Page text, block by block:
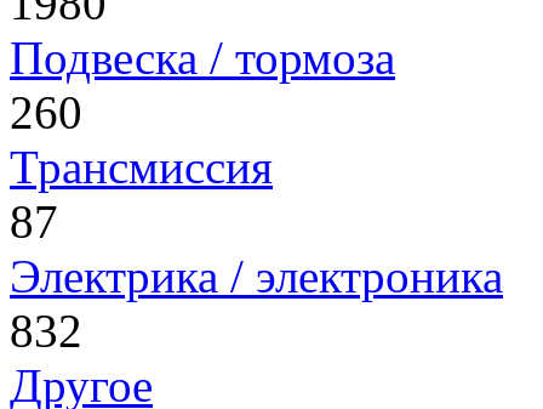
Подвеска / тормоза
260
Трансмиссия
87
Электрика / электроника
832
Другое